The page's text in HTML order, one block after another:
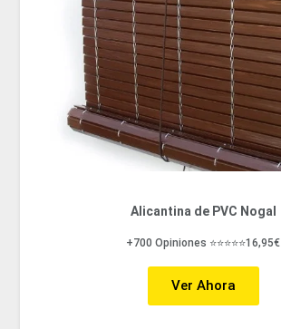
Alicantina de PVC Nogal
+700 Opiniones ⭐⭐⭐⭐⭐16,95€
Ver Ahora